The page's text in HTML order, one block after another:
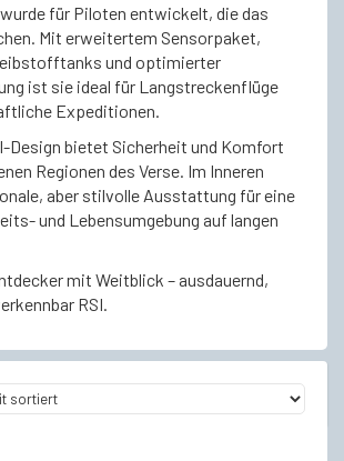
für Piloten entwickelt, die das
Mit erweitertem Sensorpaket,
und optimierter
ist sie ideal für Langstreckenflüge
Expeditionen.
Design bietet Sicherheit und Komfort
Regionen des Verse. Im Inneren
aber stilvolle Ausstattung für eine
und Lebensumgebung auf langen
mit Weitblick – ausdauernd,
RSI.